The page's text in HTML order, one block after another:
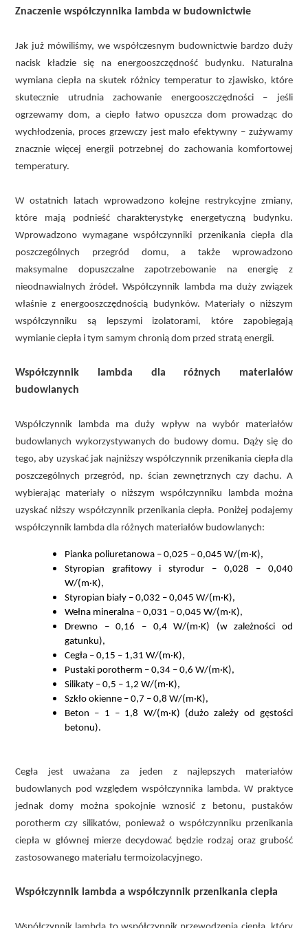
Znaczenie współczynnika lambda w budownictwie
Jak już mówiliśmy, we współczesnym budownictwie bardzo duży
nacisk kładzie się na energooszczędność budynku. Naturalna
wymiana ciepła na skutek różnicy temperatur to zjawisko, które
skutecznie utrudnia zachowanie energooszczędności – jeśli
ogrzewamy dom, a ciepło łatwo opuszcza dom prowadząc do
wychłodzenia, proces grzewczy jest mało efektywny – zużywamy
znacznie więcej energii potrzebnej do zachowania komfortowej
temperatury.
W ostatnich latach wprowadzono kolejne restrykcyjne zmiany,
które mają podnieść charakterystykę energetyczną budynku.
Wprowadzono wymagane współczynniki przenikania ciepła dla
poszczególnych przegród domu, a także wprowadzono
maksymalne dopuszczalne zapotrzebowanie na energię z
nieodnawialnych źródeł. Współczynnik lambda ma duży związek
właśnie z energooszczędnością budynków. Materiały o niższym
współczynniku są lepszymi izolatorami, które zapobiegają
wymianie ciepła i tym samym chronią dom przed stratą energii.
Współczynnik lambda dla różnych materiałów
budowlanych
Współczynnik lambda ma duży wpływ na wybór materiałów
budowlanych wykorzystywanych do budowy domu. Dąży się do
tego, aby uzyskać jak najniższy współczynnik przenikania ciepła dla
poszczególnych przegród, np. ścian zewnętrznych czy dachu. A
wybierając materiały o niższym współczynniku lambda można
uzyskać niższy współczynnik przenikania ciepła. Poniżej podajemy
współczynnik lambda dla różnych materiałów budowlanych:
Pianka poliuretanowa – 0,025 – 0,045 W/(m·K),
Styropian grafitowy i styrodur – 0,028 – 0,040
W/(m·K),
Styropian biały – 0,032 – 0,045 W/(m·K),
Wełna mineralna – 0,031 – 0,045 W/(m·K),
Drewno – 0,16 – 0,4 W/(m·K) (w zależności od
gatunku),
Cegła – 0,15 – 1,31 W/(m·K),
Pustaki porotherm – 0,34 – 0,6 W/(m·K),
Silikaty – 0,5 – 1,2 W/(m·K),
Szkło okienne – 0,7 – 0,8 W/(m·K),
Beton – 1 – 1,8 W/(m·K) (dużo zależy od gęstości
betonu).
Cegła jest uważana za jeden z najlepszych materiałów
budowlanych pod względem współczynnika lambda. W praktyce
jednak domy można spokojnie wznosić z betonu, pustaków
porotherm czy silikatów, ponieważ o współczynniku przenikania
ciepła w głównej mierze decydować będzie rodzaj oraz grubość
zastosowanego materiału termoizolacyjnego.
Współczynnik lambda a współczynnik przenikania ciepła